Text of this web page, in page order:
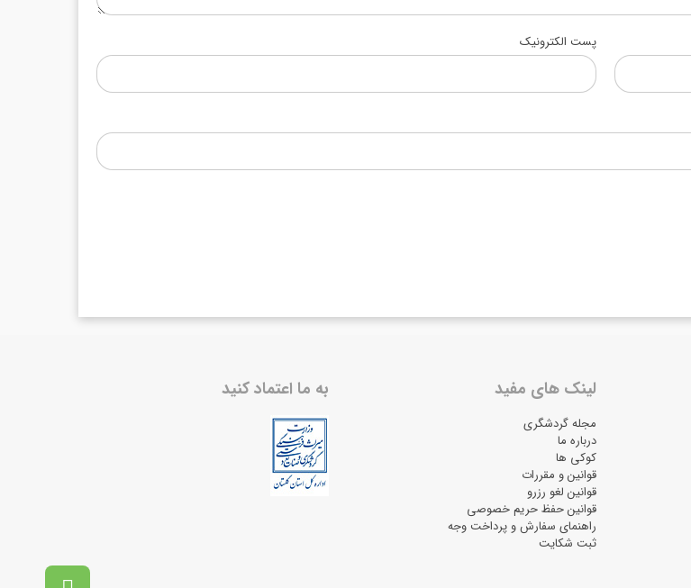
پست الکترونیک
لینک های مفید
مجله گردشگری
درباره ما
کوکی ها
قوانین و مقررات
قوانین لغو رزرو
قوانین حفظ حریم خصوصی
راهنمای سفارش و پرداخت وجه
ثبت شکایت
به ما اعتماد کنید